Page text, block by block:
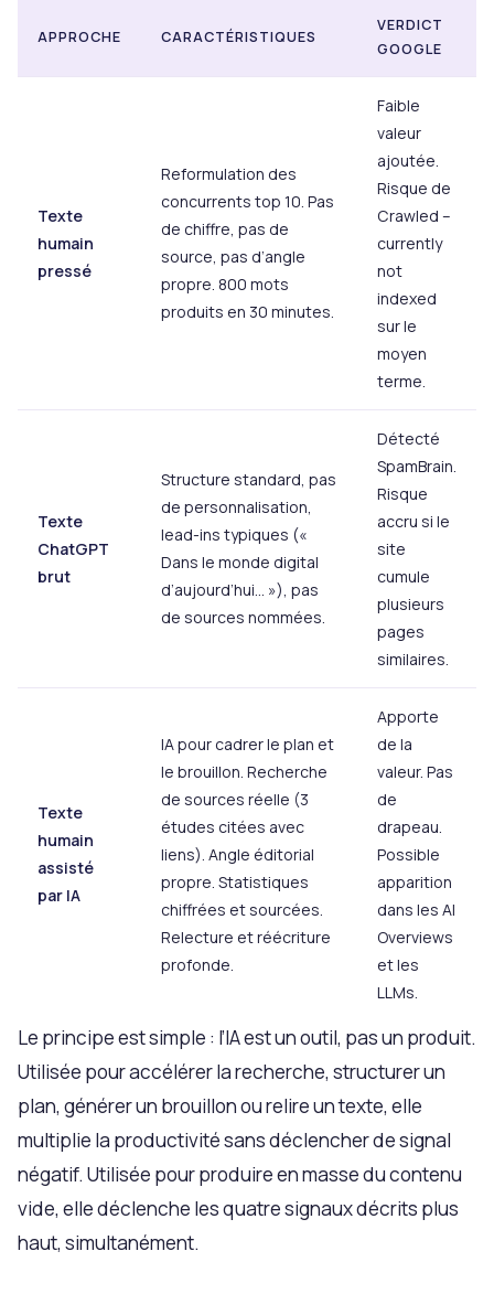
APPROCHE CARACTÉRISTIQUES
VERDICT
GOOGLE
Texte
humain
pressé
Reformulation des
concurrents top 10. Pas
de chiffre, pas de
source, pas d’angle
propre. 800 mots
produits en 30 minutes.
Faible
valeur
ajoutée.
Risque de
Crawled –
currently
not
indexed
sur le
moyen
terme.
Texte
ChatGPT
brut
Structure standard, pas
de personnalisation,
lead-ins typiques («
Dans le monde digital
d’aujourd’hui… »), pas
de sources nommées.
Détecté
SpamBrain.
Risque
accru si le
site
cumule
plusieurs
pages
similaires.
Texte
humain
assisté
par IA
IA pour cadrer le plan et
le brouillon. Recherche
de sources réelle (3
études citées avec
liens). Angle éditorial
propre. Statistiques
chiffrées et sourcées.
Relecture et réécriture
profonde.
Apporte
de la
valeur. Pas
de
drapeau.
Possible
apparition
dans les AI
Overviews
et les
LLMs.
Le principe est simple : l’IA est un outil, pas un produit.
Utilisée pour accélérer la recherche, structurer un
plan, générer un brouillon ou relire un texte, elle
multiplie la productivité sans déclencher de signal
négatif. Utilisée pour produire en masse du contenu
vide, elle déclenche les quatre signaux décrits plus
haut, simultanément.